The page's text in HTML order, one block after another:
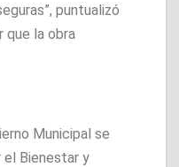
puntualizó
que la obra
Municipal se
el Bienestar y